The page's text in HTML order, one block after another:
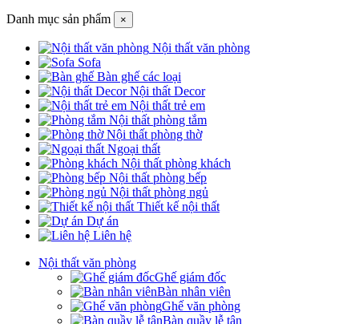
Danh mục sản phẩm ×
Nội thất văn phòng
Sofa
Bàn ghế các loại
Nội thất Decor
Nội thất trẻ em
Nội thất phòng tắm
Nội thất phòng thờ
Ngoại thất
Nội thất phòng khách
Nội thất phòng bếp
Nội thất phòng ngủ
Thiết kế nội thất
Dự án
Liên hệ
Nội thất văn phòng
Ghế giám đốc
Bàn nhân viên
Ghế văn phòng
Bàn quầy lễ tân